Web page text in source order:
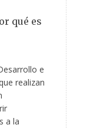
qué es
e
realizan
a la